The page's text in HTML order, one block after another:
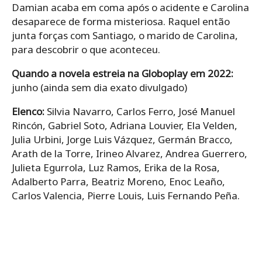
Damian acaba em coma após o acidente e Carolina
desaparece de forma misteriosa. Raquel então
junta forças com Santiago, o marido de Carolina,
para descobrir o que aconteceu.
Quando a novela estreia na Globoplay em 2022:
junho (ainda sem dia exato divulgado)
Elenco: Silvia Navarro, Carlos Ferro, José Manuel
Rincón, Gabriel Soto, Adriana Louvier, Ela Velden,
Julia Urbini, Jorge Luis Vázquez, Germán Bracco,
Arath de la Torre, Irineo Alvarez, Andrea Guerrero,
Julieta Egurrola, Luz Ramos, Erika de la Rosa,
Adalberto Parra, Beatriz Moreno, Enoc Leaño,
Carlos Valencia, Pierre Louis, Luis Fernando Peña.